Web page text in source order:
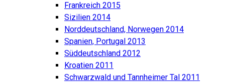
Frankreich 2015
Sizilien 2014
Norddeutschland, Norwegen 2014
Spanien, Portugal 2013
Süddeutschland 2012
Kroatien 2011
Schwarzwald und Tannheimer Tal 2011